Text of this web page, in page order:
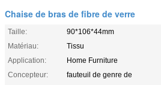
Chaise de bras de fibre de verre
Taille:
90*106*44mm
Matériau:
Tissu
Application:
Home Furniture
Concepteur:
fauteuil de genre de